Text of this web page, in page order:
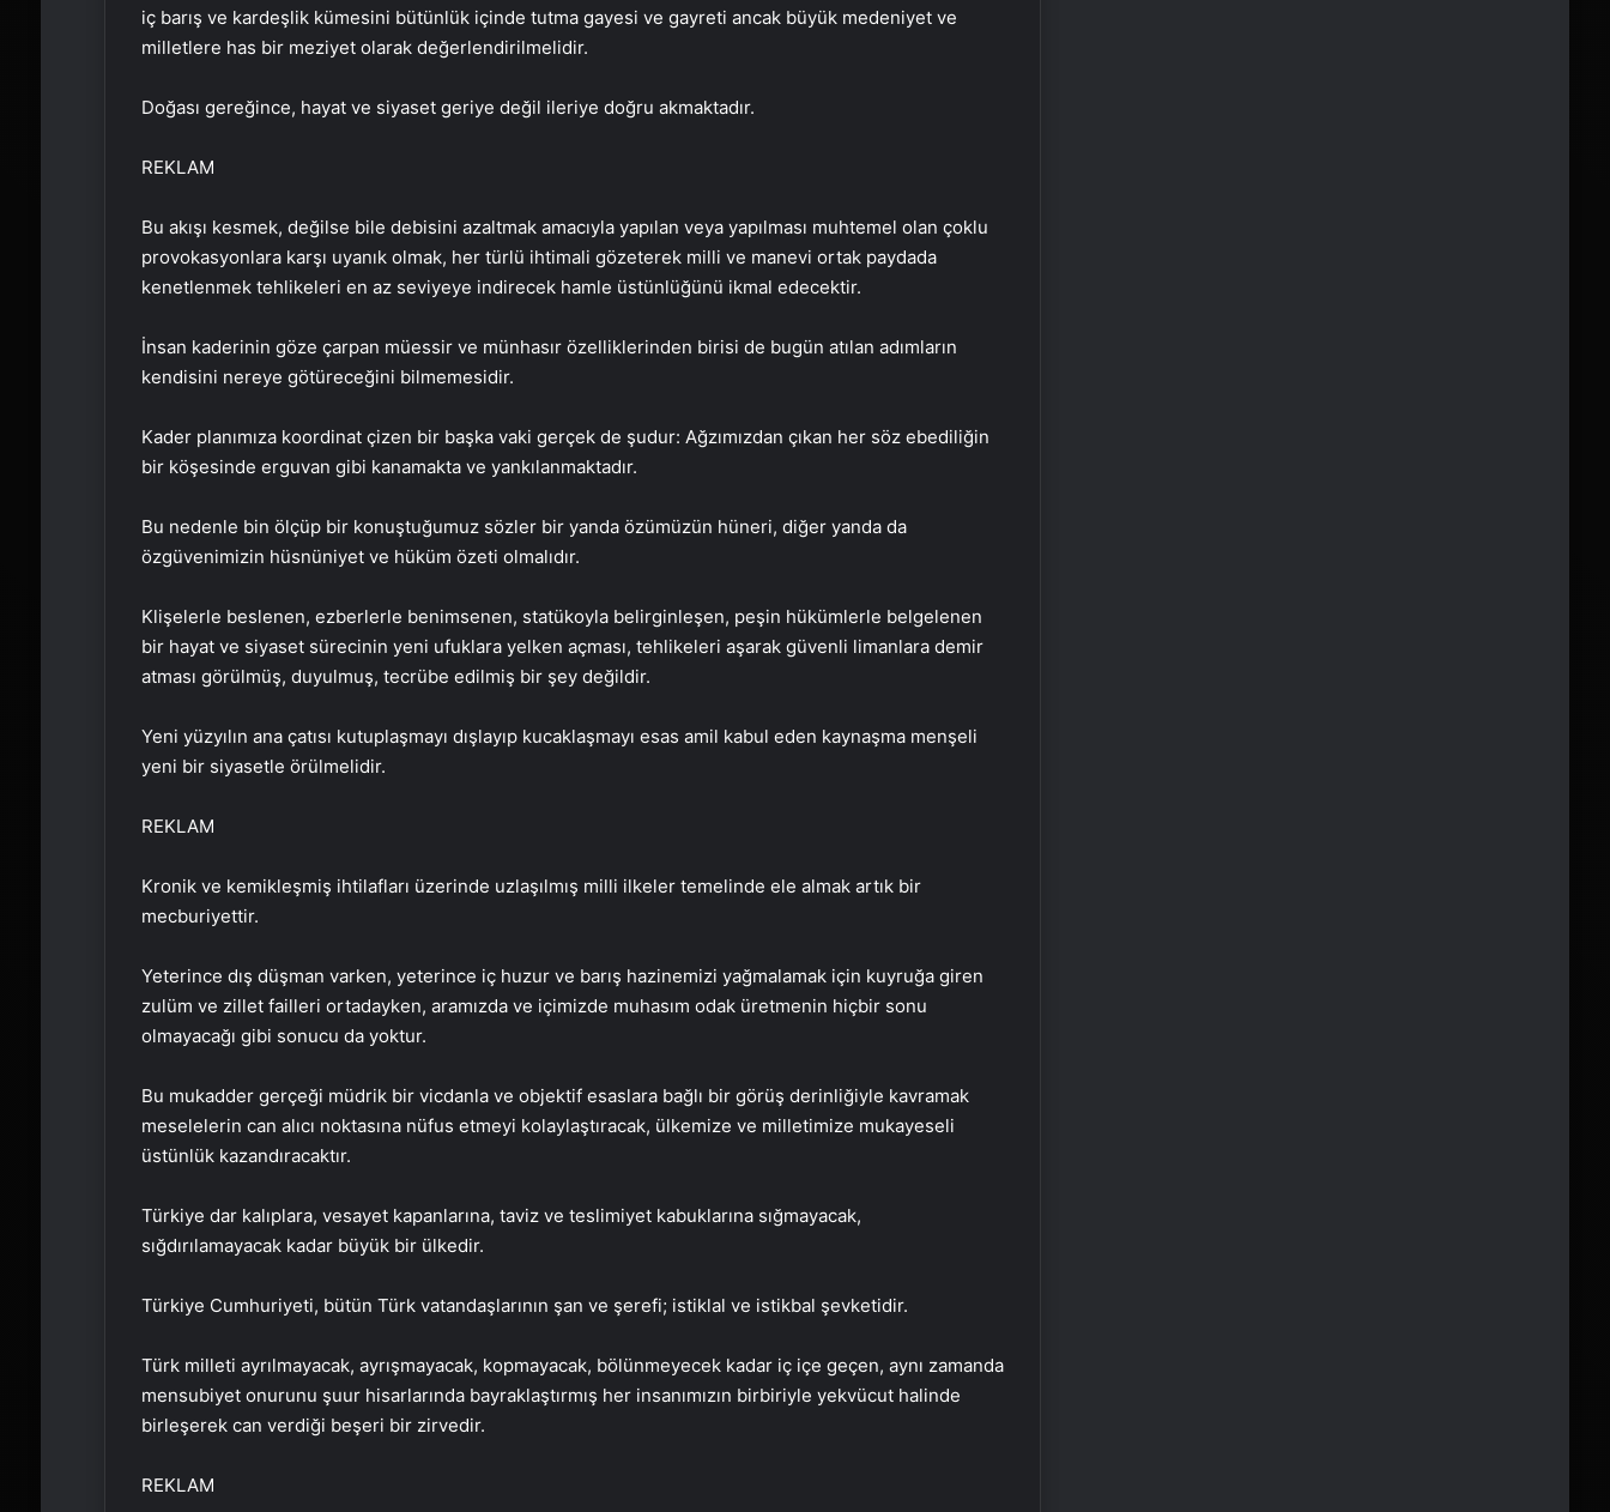
iç barış ve kardeşlik kümesini bütünlük içinde tutma gayesi ve gayreti ancak büyük medeniyet ve
milletlere has bir meziyet olarak değerlendirilmelidir.
Doğası gereğince, hayat ve siyaset geriye değil ileriye doğru akmaktadır.
REKLAM
Bu akışı kesmek, değilse bile debisini azaltmak amacıyla yapılan veya yapılması muhtemel olan çoklu
provokasyonlara karşı uyanık olmak, her türlü ihtimali gözeterek milli ve manevi ortak paydada
kenetlenmek tehlikeleri en az seviyeye indirecek hamle üstünlüğünü ikmal edecektir.
İnsan kaderinin göze çarpan müessir ve münhasır özelliklerinden birisi de bugün atılan adımların
kendisini nereye götüreceğini bilmemesidir.
Kader planımıza koordinat çizen bir başka vaki gerçek de şudur: Ağzımızdan çıkan her söz ebediliğin
bir köşesinde erguvan gibi kanamakta ve yankılanmaktadır.
Bu nedenle bin ölçüp bir konuştuğumuz sözler bir yanda özümüzün hüneri, diğer yanda da
özgüvenimizin hüsnüniyet ve hüküm özeti olmalıdır.
Klişelerle beslenen, ezberlerle benimsenen, statükoyla belirginleşen, peşin hükümlerle belgelenen
bir hayat ve siyaset sürecinin yeni ufuklara yelken açması, tehlikeleri aşarak güvenli limanlara demir
atması görülmüş, duyulmuş, tecrübe edilmiş bir şey değildir.
Yeni yüzyılın ana çatısı kutuplaşmayı dışlayıp kucaklaşmayı esas amil kabul eden kaynaşma menşeli
yeni bir siyasetle örülmelidir.
REKLAM
Kronik ve kemikleşmiş ihtilafları üzerinde uzlaşılmış milli ilkeler temelinde ele almak artık bir
mecburiyettir.
Yeterince dış düşman varken, yeterince iç huzur ve barış hazinemizi yağmalamak için kuyruğa giren
zulüm ve zillet failleri ortadayken, aramızda ve içimizde muhasım odak üretmenin hiçbir sonu
olmayacağı gibi sonucu da yoktur.
Bu mukadder gerçeği müdrik bir vicdanla ve objektif esaslara bağlı bir görüş derinliğiyle kavramak
meselelerin can alıcı noktasına nüfus etmeyi kolaylaştıracak, ülkemize ve milletimize mukayeseli
üstünlük kazandıracaktır.
Türkiye dar kalıplara, vesayet kapanlarına, taviz ve teslimiyet kabuklarına sığmayacak,
sığdırılamayacak kadar büyük bir ülkedir.
Türkiye Cumhuriyeti, bütün Türk vatandaşlarının şan ve şerefi; istiklal ve istikbal şevketidir.
Türk milleti ayrılmayacak, ayrışmayacak, kopmayacak, bölünmeyecek kadar iç içe geçen, aynı zamanda
mensubiyet onurunu şuur hisarlarında bayraklaştırmış her insanımızın birbiriyle yekvücut halinde
birleşerek can verdiği beşeri bir zirvedir.
REKLAM